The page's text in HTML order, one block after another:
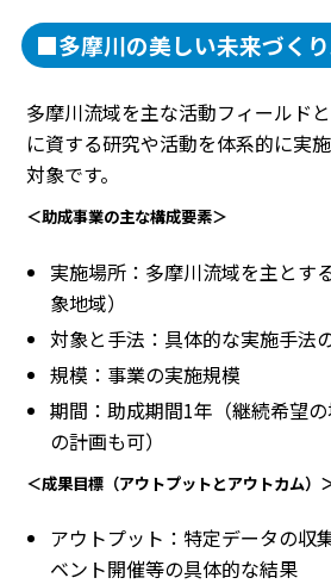
■多摩川の美しい未来づく
多摩川流域を主な活動フィールド
に資する研究や活動を体系的に実
対象です。
＜助成事業の主な構成要素＞
実施場所：多摩川流域を主とす
象地域）
対象と手法：具体的な実施手法
規模：事業の実施規模
期間：助成期間1年（継続希望
の計画も可）
＜成果目標（アウトプットとアウトカム）
アウトプット：特定データの収
ベント開催等の具体的な結果